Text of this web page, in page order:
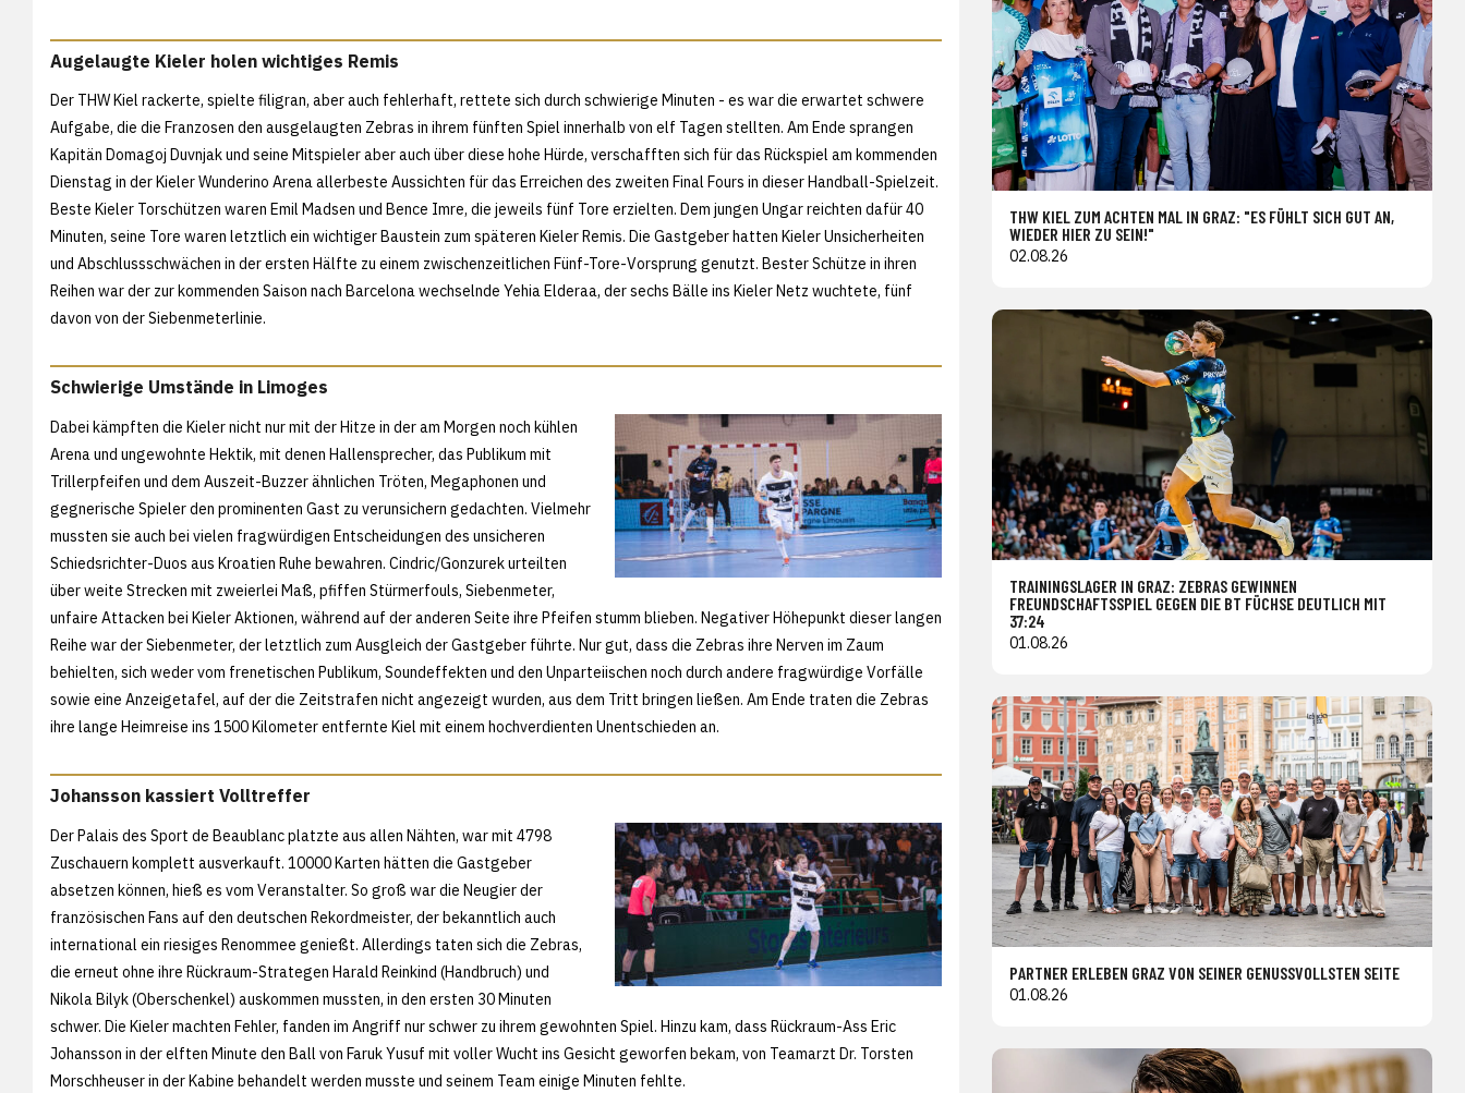
Augelaugte Kieler holen wichtiges Remis
Der THW Kiel rackerte, spielte filigran, aber auch fehlerhaft, rettete sich durch schwierige Minuten - es war die erwartet schwere
Aufgabe, die die Franzosen den ausgelaugten Zebras in ihrem fünften Spiel innerhalb von elf Tagen stellten. Am Ende sprangen
Kapitän Domagoj Duvnjak und seine Mitspieler aber auch über diese hohe Hürde, verschafften sich für das Rückspiel am kommenden
Dienstag in der Kieler Wunderino Arena allerbeste Aussichten für das Erreichen des zweiten Final Fours in dieser Handball-Spielzeit.
Beste Kieler Torschützen waren Emil Madsen und Bence Imre, die jeweils fünf Tore erzielten. Dem jungen Ungar reichten dafür 40
Minuten, seine Tore waren letztlich ein wichtiger Baustein zum späteren Kieler Remis. Die Gastgeber hatten Kieler Unsicherheiten
und Abschlussschwächen in der ersten Hälfte zu einem zwischenzeitlichen Fünf-Tore-Vorsprung genutzt. Bester Schütze in ihren
Reihen war der zur kommenden Saison nach Barcelona wechselnde Yehia Elderaa, der sechs Bälle ins Kieler Netz wuchtete, fünf
davon von der Siebenmeterlinie.
Schwierige Umstände in Limoges
Dabei kämpften die Kieler nicht nur mit der Hitze in der am Morgen noch kühlen
Arena und ungewohnte Hektik, mit denen Hallensprecher, das Publikum mit
Trillerpfeifen und dem Auszeit-Buzzer ähnlichen Tröten, Megaphonen und
gegnerische Spieler den prominenten Gast zu verunsichern gedachten. Vielmehr
mussten sie auch bei vielen fragwürdigen Entscheidungen des unsicheren
Schiedsrichter-Duos aus Kroatien Ruhe bewahren. Cindric/Gonzurek urteilten
über weite Strecken mit zweierlei Maß, pfiffen Stürmerfouls, Siebenmeter,
unfaire Attacken bei Kieler Aktionen, während auf der anderen Seite ihre Pfeifen stumm blieben. Negativer Höhepunkt dieser langen
Reihe war der Siebenmeter, der letztlich zum Ausgleich der Gastgeber führte. Nur gut, dass die Zebras ihre Nerven im Zaum
behielten, sich weder vom frenetischen Publikum, Soundeffekten und den Unparteiischen noch durch andere fragwürdige Vorfälle
sowie eine Anzeigetafel, auf der die Zeitstrafen nicht angezeigt wurden, aus dem Tritt bringen ließen. Am Ende traten die Zebras
ihre lange Heimreise ins 1500 Kilometer entfernte Kiel mit einem hochverdienten Unentschieden an.
Johansson kassiert Volltreffer
Der Palais des Sport de Beaublanc platzte aus allen Nähten, war mit 4798
Zuschauern komplett ausverkauft. 10000 Karten hätten die Gastgeber
absetzen können, hieß es vom Veranstalter. So groß war die Neugier der
französischen Fans auf den deutschen Rekordmeister, der bekanntlich auch
international ein riesiges Renommee genießt. Allerdings taten sich die Zebras,
die erneut ohne ihre Rückraum-Strategen Harald Reinkind (Handbruch) und
Nikola Bilyk (Oberschenkel) auskommen mussten, in den ersten 30 Minuten
schwer. Die Kieler machten Fehler, fanden im Angriff nur schwer zu ihrem gewohnten Spiel. Hinzu kam, dass Rückraum-Ass Eric
Johansson in der elften Minute den Ball von Faruk Yusuf mit voller Wucht ins Gesicht geworfen bekam, von Teamarzt Dr. Torsten
Morschheuser in der Kabine behandelt werden musste und seinem Team einige Minuten fehlte.
THW KIEL ZUM ACHTEN MAL IN GRAZ: "ES FÜHLT SICH GUT AN,
WIEDER HIER ZU SEIN!"
02.08.26
TRAININGSLAGER IN GRAZ: ZEBRAS GEWINNEN
FREUNDSCHAFTSSPIEL GEGEN DIE BT FÜCHSE DEUTLICH MIT
37:24
01.08.26
PARTNER ERLEBEN GRAZ VON SEINER GENUSSVOLLSTEN SEITE
01.08.26